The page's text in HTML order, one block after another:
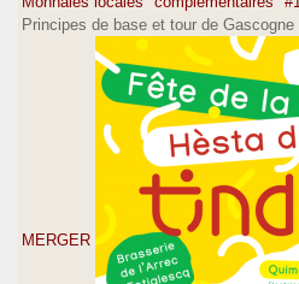
Principes de base et tour de Gascogne
MERGER